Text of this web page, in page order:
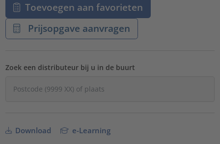
Toevoegen aan favorieten
Prijsopgave aanvragen
Zoek een distributeur bij u in de buurt
Download e-Learning